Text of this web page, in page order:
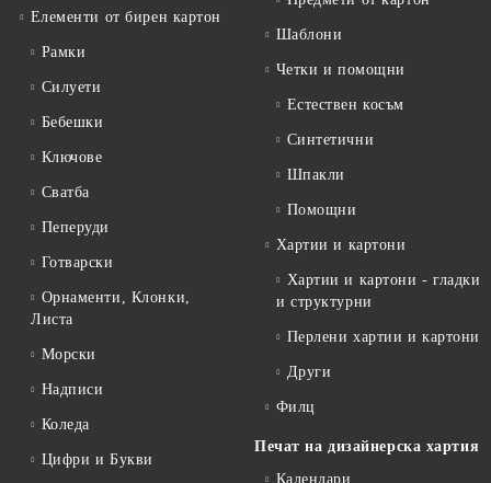
Елементи от бирен картон
Рамки
Силуети
Бебешки
Ключове
Сватба
Пеперуди
Готварски
Орнаменти, Клонки,
Листа
Морски
Надписи
Коледа
Цифри и Букви
Шаблони
Четки и помощни
Естествен косъм
Синтетични
Шпакли
Помощни
Хартии и картони
Хартии и картони - гладки
и структурни
Перлени хартии и картони
Други
Филц
Печат на дизайнерска хартия
Календари